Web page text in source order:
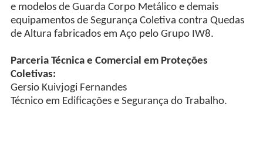
e modelos de Guarda Corpo Metálico e demais
equipamentos de Segurança Coletiva contra Quedas
de Altura fabricados em Aço pelo Grupo IW8.
Parceria Técnica e Comercial em Proteções
Coletivas:
Gersio Kuivjogi Fernandes
Técnico em Edificações e Segurança do Trabalho.